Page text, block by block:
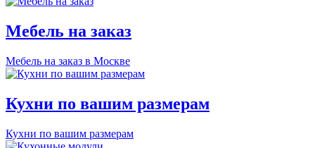
Мебель на заказ
Мебель на заказ в Москве
Кухни по вашим размерам
Кухни по вашим размерам